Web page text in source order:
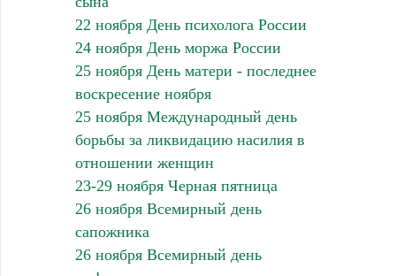
22 ноября День психолога России
24 ноября День моржа России
25 ноября День матери - последнее
воскресение ноября
25 ноября Международный день
борьбы за ликвидацию насилия в
отношении женщин
23-29 ноября Черная пятница
26 ноября Всемирный день
сапожника
26 ноября Всемирный день